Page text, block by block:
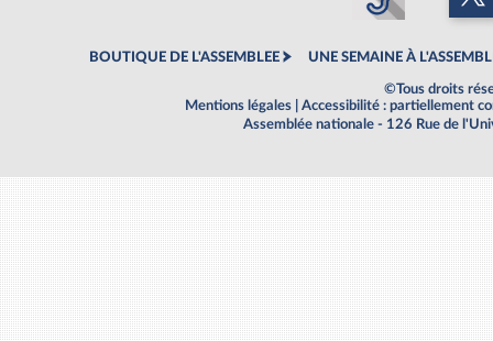
BOUTIQUE DE L'ASSEMBLEE UNE SEMAINE À
©Tous droits
Mentions légales
Accessibilité : partiellement
Assemblée nationale - 126 Rue de